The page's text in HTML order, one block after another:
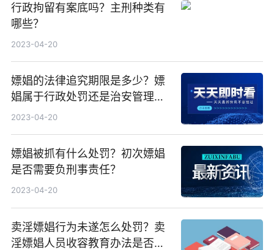
行政拘留有案底吗？主刑种类有
哪些？
2023-04-20
嫖娼的法律追究期限是多少？嫖
娼属于行政处罚还是治安管理处
罚？
2023-04-20
嫖娼被抓有什么处罚？初次嫖娼
是否需要负刑事责任？
2023-04-20
卖淫嫖娼行为未遂怎么处罚？卖
淫嫖娼人员收容教育办法是否废